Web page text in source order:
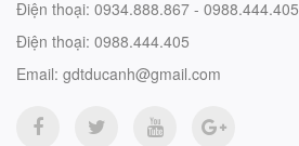
Điện thoại: 0934.888.867 - 0988.444.405
Điện thoại: 0988.444.405
Email: gdtducanh@gmail.com